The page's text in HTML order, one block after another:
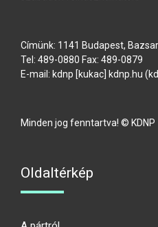
Címünk: 1141 Budapest,
Tel: 489-0880 Fax: 489-0879
E-mail: kdnp [kukac] kdnp hu
Minden jog fenntartva! © KDNP
Oldaltérkép